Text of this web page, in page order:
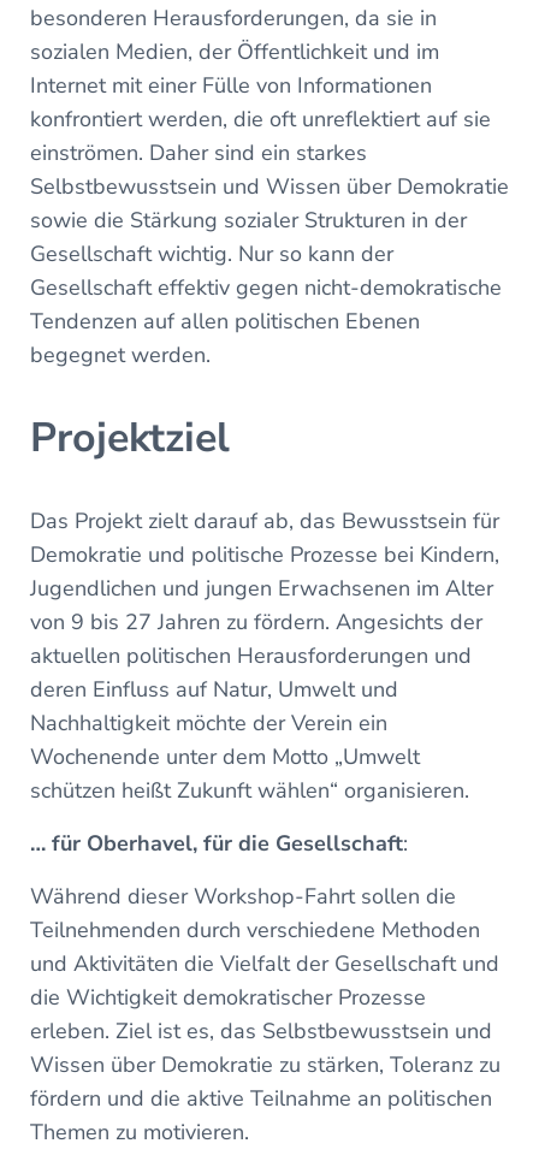
besonderen Herausforderungen, da sie in
sozialen Medien, der Öffentlichkeit und im
Internet mit einer Fülle von Informationen
konfrontiert werden, die oft unreflektiert auf sie
einströmen. Daher sind ein starkes
Selbstbewusstsein und Wissen über Demokratie
sowie die Stärkung sozialer Strukturen in der
Gesellschaft wichtig. Nur so kann der
Gesellschaft effektiv gegen nicht-demokratische
Tendenzen auf allen politischen Ebenen
begegnet werden.
Projektziel
Das Projekt zielt darauf ab, das Bewusstsein für
Demokratie und politische Prozesse bei Kindern,
Jugendlichen und jungen Erwachsenen im Alter
von 9 bis 27 Jahren zu fördern. Angesichts der
aktuellen politischen Herausforderungen und
deren Einfluss auf Natur, Umwelt und
Nachhaltigkeit möchte der Verein ein
Wochenende unter dem Motto „Umwelt
schützen heißt Zukunft wählen“ organisieren.
… für Oberhavel, für die Gesellschaft:
Während dieser Workshop-Fahrt sollen die
Teilnehmenden durch verschiedene Methoden
und Aktivitäten die Vielfalt der Gesellschaft und
die Wichtigkeit demokratischer Prozesse
erleben. Ziel ist es, das Selbstbewusstsein und
Wissen über Demokratie zu stärken, Toleranz zu
fördern und die aktive Teilnahme an politischen
Themen zu motivieren.